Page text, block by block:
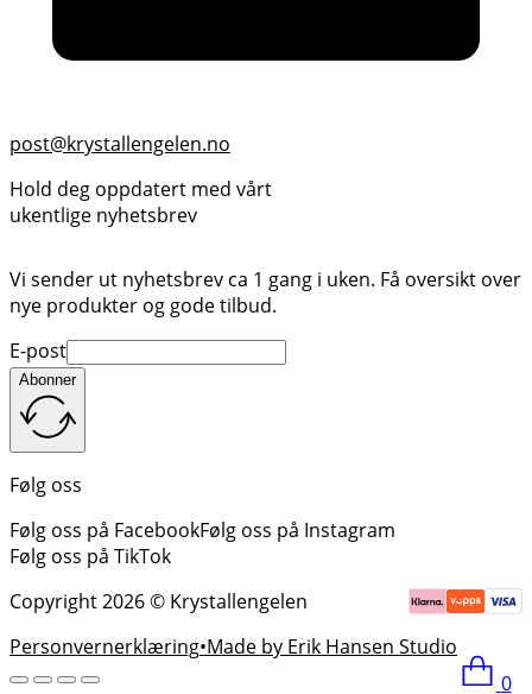
post@krystallengelen.no
Hold deg oppdatert med vårt
ukentlige nyhetsbrev
Vi sender ut nyhetsbrev ca 1 gang i uken. Få oversikt over
nye produkter og gode tilbud.
E-post
Abonner
Følg oss
Følg oss på FacebookFølg oss på Instagram
Følg oss på TikTok
Copyright 2026 © Krystallengelen
Personvernerklæring Made by Erik Hansen Studio
0